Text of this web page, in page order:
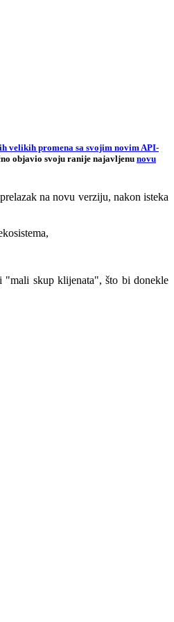
velikih promena sa svojim novim API-
objavio svoju ranije najavljenunovu
na novu verziju, nakon isteka
"mali skup klijenata", što bi donekle